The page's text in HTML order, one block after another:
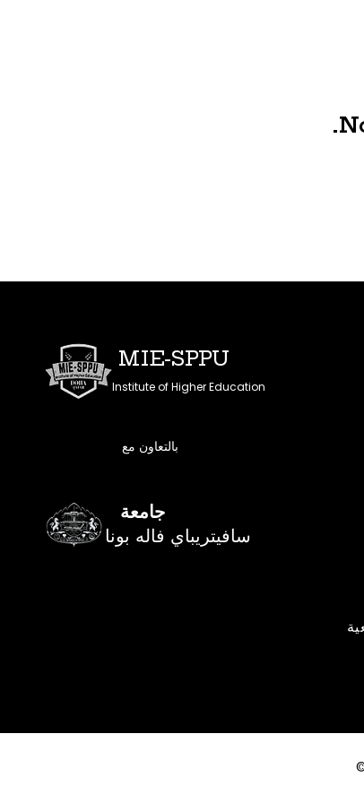
MIE-SPPU
Institute of Higher Education
بالتعاون مع
جامعة